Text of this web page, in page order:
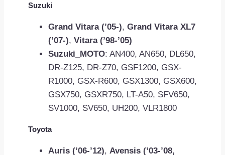
Suzuki
Grand Vitara (’05-), Grand Vitara XL7
(’07-), Vitara (’98-’05)
Suzuki_MOTO: AN400, AN650, DL650,
DR-Z125, DR-Z70, GSF1200, GSX-
R1000, GSX-R600, GSX1300, GSX600,
GSX750, GSXR750, LT-A50, SFV650,
SV1000, SV650, UH200, VLR1800
Toyota
Auris (’06-’12), Avensis (’03-’08,